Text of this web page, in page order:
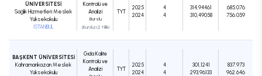
ÜNİVERSİTESİ
Sağlık Hizmetleri Meslek
Yüksekokulu
İSTANBUL
Kontrolü ve
Analizi
Burslu
(Burslu) (2 Yıllık)
TYT
2025
2024
4
4
314,94461
310,49058
685.076
756.059
BAŞKENT ÜNİVERSİTESİ
Kahramankazan Meslek
Yüksekokulu
Gıda Kalite
Kontrolü ve
Analizi
TYT
2025
2024
4
4
301,1241
293,96133
837.973
962.646